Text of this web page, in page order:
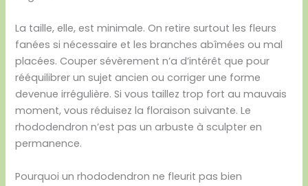
La taille, elle, est minimale. On retire surtout les fleurs
fanées si nécessaire et les branches abîmées ou mal
placées. Couper sévèrement n’a d’intérêt que pour
rééquilibrer un sujet ancien ou corriger une forme
devenue irrégulière. Si vous taillez trop fort au mauvais
moment, vous réduisez la floraison suivante. Le
rhododendron n’est pas un arbuste à sculpter en
permanence.
Pourquoi un rhododendron ne fleurit pas bien